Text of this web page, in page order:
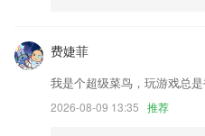
增加积分获得提示
优化页面加载性能，运行更加流畅！
改名扫图识字
费婕菲
我是个超级菜鸟，玩游戏总
2026-08-09 13:35 推荐